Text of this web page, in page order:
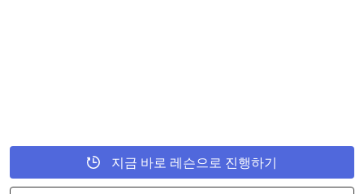
지금 바로 레슨으로 진행하기